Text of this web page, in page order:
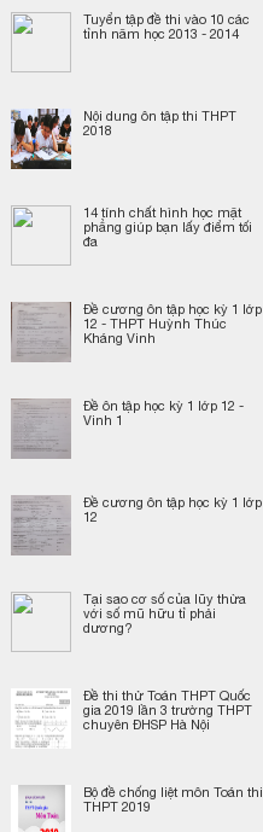
Tuyển tập đề thi vào 10 các
tỉnh năm học 2013 - 2014
Nội dung ôn tập thi THPT
2018
14 tính chất hình học mặt
phẳng giúp bạn lấy điểm tối
đa
Đề cương ôn tập học kỳ 1 lớp
12 - THPT Huỳnh Thúc
Kháng Vinh
Đề ôn tập học kỳ 1 lớp 12 -
Vinh 1
Đề cương ôn tập học kỳ 1 lớp
12
Tại sao cơ số của lũy thừa
với số mũ hữu tỉ phải
dương?
Đề thi thử Toán THPT Quốc
gia 2019 lần 3 trường THPT
chuyên ĐHSP Hà Nội
Bộ đề chống liệt môn Toán thi
THPT 2019